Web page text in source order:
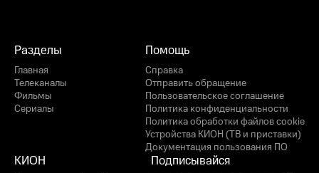
Разделы
Главная
Телеканалы
Фильмы
Сериалы
Помощь
Справка
Отправить обращение
Пользовательское соглашение
Политика конфиденциальности
Политика обработки файлов cookie
Устройства КИОН (ТВ и приставки)
Документация пользования ПО
КИОН Подписывайся